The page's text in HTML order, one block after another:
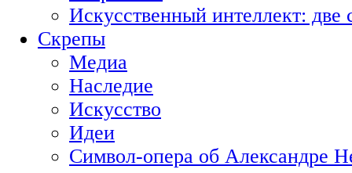
Искусственный интеллект:
Скрепы
Медиа
Наследие
Искусство
Идеи
Символ-опера об Александре